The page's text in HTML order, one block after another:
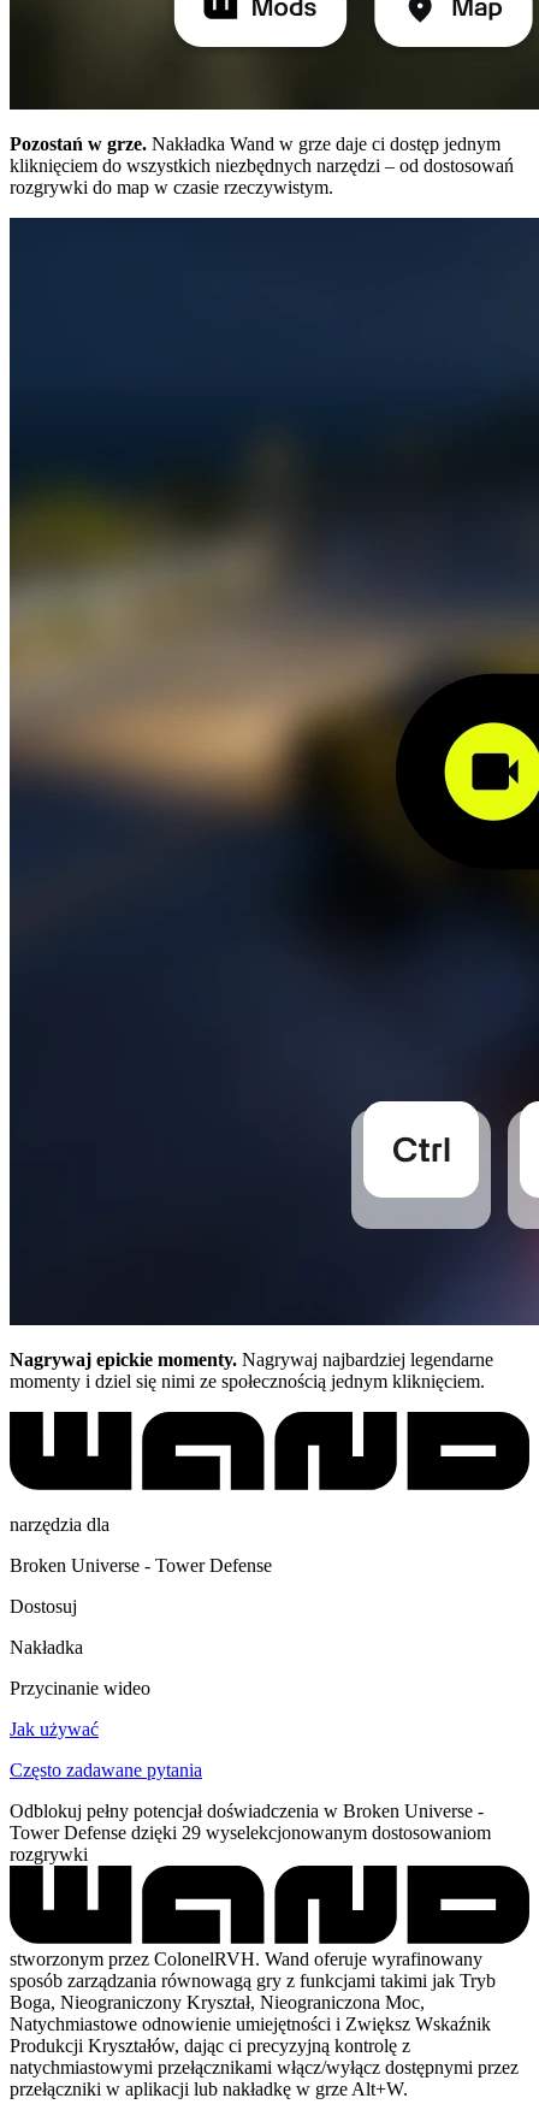
Pozostań w grze. Nakładka Wand w grze daje ci dostęp jednym
kliknięciem do wszystkich niezbędnych narzędzi – od dostosowań
rozgrywki do map w czasie rzeczywistym.
Nagrywaj epickie momenty. Nagrywaj najbardziej legendarne
momenty i dziel się nimi ze społecznością jednym kliknięciem.
narzędzia dla
Broken Universe - Tower Defense
Dostosuj
Nakładka
Przycinanie wideo
Jak używać
Często zadawane pytania
Odblokuj pełny potencjał doświadczenia w Broken Universe -
Tower Defense dzięki 29 wyselekcjonowanym dostosowaniom
rozgrywki
stworzonym przez ColonelRVH. Wand oferuje wyrafinowany
sposób zarządzania równowagą gry z funkcjami takimi jak Tryb
Boga, Nieograniczony Kryształ, Nieograniczona Moc,
Natychmiastowe odnowienie umiejętności i Zwiększ Wskaźnik
Produkcji Kryształów, dając ci precyzyjną kontrolę z
natychmiastowymi przełącznikami włącz/wyłącz dostępnymi przez
przełączniki w aplikacji lub nakładkę w grze Alt+W.